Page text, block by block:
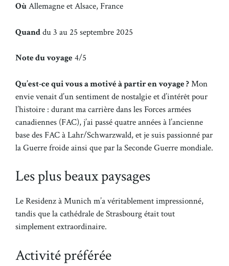
OùAllemagne et Alsace, France
Quanddu 3 au 25 septembre 2025
Note du voyage4/5
Qu’est-ce qui vous a motivé à partir en voyage ?Mon
envie venait d’un sentiment de nostalgie et d’intérêt pour
l’histoire : durant ma carrière dans les Forces armées
canadiennes (FAC), j’ai passé quatre années à l’ancienne
base des FAC à Lahr/Schwarzwald, et je suis passionné par
la Guerre froide ainsi que par la Seconde Guerre mondiale.
Les plus beaux paysages
Le Residenz à Munich m’a véritablement impressionné,
tandis que la cathédrale de Strasbourg était tout
simplement extraordinaire.
Activité préférée